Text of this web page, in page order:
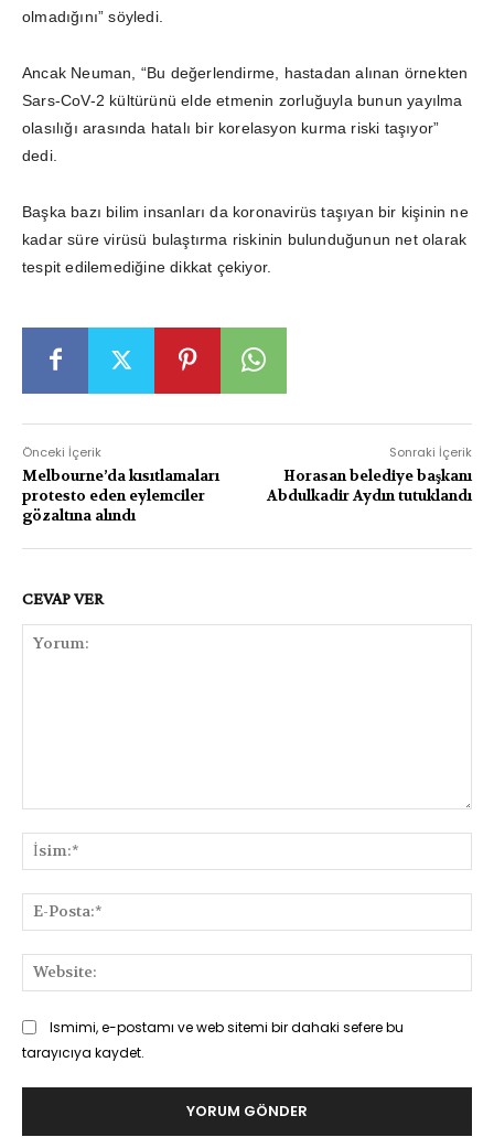
olmadığını” söyledi.
Ancak Neuman, “Bu değerlendirme, hastadan alınan örnekten
Sars-CoV-2 kültürünü elde etmenin zorluğuyla bunun yayılma
olasılığı arasında hatalı bir korelasyon kurma riski taşıyor”
dedi.
Başka bazı bilim insanları da koronavirüs taşıyan bir kişinin ne
kadar süre virüsü bulaştırma riskinin bulunduğunun net olarak
tespit edilemediğine dikkat çekiyor.
Önceki İçerik
Melbourne’da kısıtlamaları
protesto eden eylemciler
gözaltına alındı
Sonraki İçerik
Horasan belediye başkanı
Abdulkadir Aydın tutuklandı
CEVAP VER
Ismimi, e-postamı ve web sitemi bir dahaki sefere bu
tarayıcıya kaydet.